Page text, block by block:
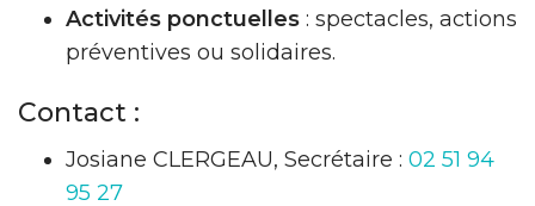
Activités ponctuelles : spectacles, actions
préventives ou solidaires.
Contact :
Josiane CLERGEAU, Secrétaire : 02 51 94
95 27